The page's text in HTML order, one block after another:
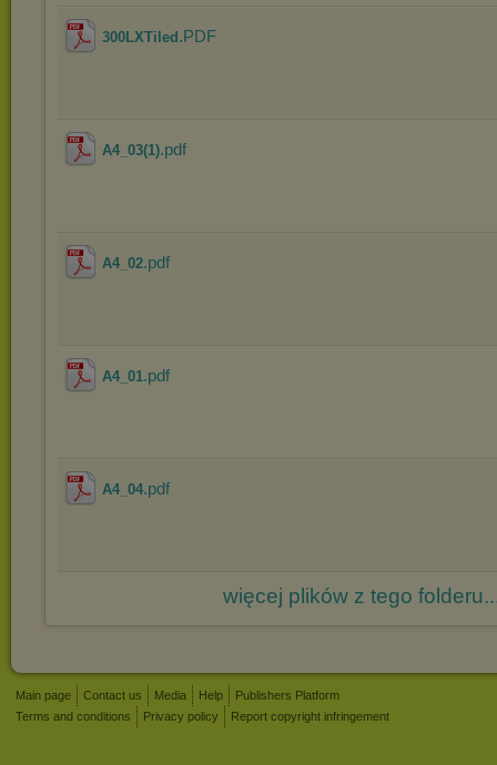
300LXTiled .PDF
A4_03(1).pdf
A4_02.pdf
A4_01.pdf
A4_04.pdf
więcej plików z tego
Main page Contact us Media Help
Publishers Platform
Terms and conditions
Privacy policy Report copyright infringement